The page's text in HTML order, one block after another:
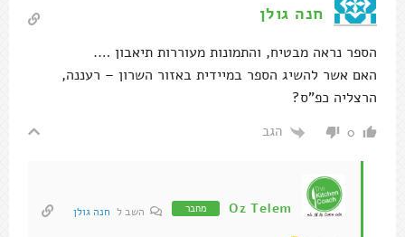
חנה גולן
הספר נראה מבטיח, והתמונות מעוררות תיאבון ….
האם אשר להשיג הספר במיידית באזור השרון – רעננה,
הרצליה כפ"ס?
0 הגב
Oz Telem מחבר השב ל חנה גולן